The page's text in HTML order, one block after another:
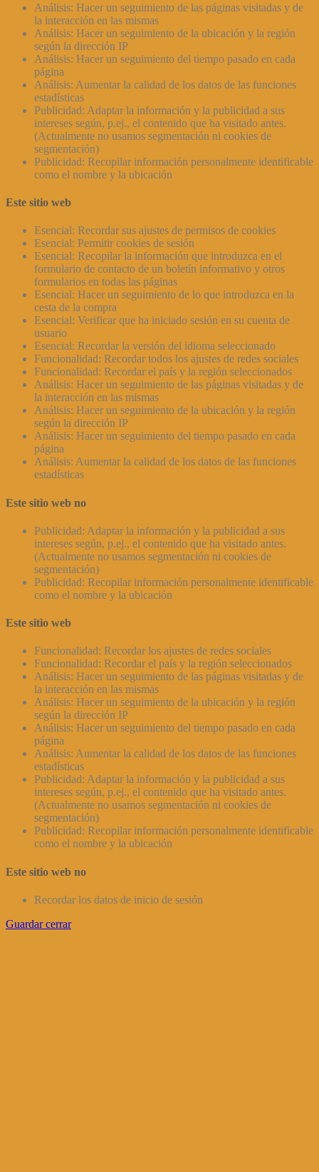
Análisis: Hacer un seguimiento de las páginas visitadas y de
la interacción en las mismas
Análisis: Hacer un seguimiento de la ubicación y la región
según la dirección IP
Análisis: Hacer un seguimiento del tiempo pasado en cada
página
Análisis: Aumentar la calidad de los datos de las funciones
estadísticas
Publicidad: Adaptar la información y la publicidad a sus
intereses según, p.ej., el contenido que ha visitado antes.
(Actualmente no usamos segmentación ni cookies de
segmentación)
Publicidad: Recopilar información personalmente identificable
como el nombre y la ubicación
Este sitio web
Esencial: Recordar sus ajustes de permisos de cookies
Esencial: Permitir cookies de sesión
Esencial: Recopilar la información que introduzca en el
formulario de contacto de un boletín informativo y otros
formularios en todas las páginas
Esencial: Hacer un seguimiento de lo que introduzca en la
cesta de la compra
Esencial: Verificar que ha iniciado sesión en su cuenta de
usuario
Esencial: Recordar la versión del idioma seleccionado
Funcionalidad: Recordar todos los ajustes de redes sociales
Funcionalidad: Recordar el país y la región seleccionados
Análisis: Hacer un seguimiento de las páginas visitadas y de
la interacción en las mismas
Análisis: Hacer un seguimiento de la ubicación y la región
según la dirección IP
Análisis: Hacer un seguimiento del tiempo pasado en cada
página
Análisis: Aumentar la calidad de los datos de las funciones
estadísticas
Este sitio web no
Publicidad: Adaptar la información y la publicidad a sus
intereses según, p.ej., el contenido que ha visitado antes.
(Actualmente no usamos segmentación ni cookies de
segmentación)
Publicidad: Recopilar información personalmente identificable
como el nombre y la ubicación
Este sitio web
Funcionalidad: Recordar los ajustes de redes sociales
Funcionalidad: Recordar el país y la región seleccionados
Análisis: Hacer un seguimiento de las páginas visitadas y de
la interacción en las mismas
Análisis: Hacer un seguimiento de la ubicación y la región
según la dirección IP
Análisis: Hacer un seguimiento del tiempo pasado en cada
página
Análisis: Aumentar la calidad de los datos de las funciones
estadísticas
Publicidad: Adaptar la información y la publicidad a sus
intereses según, p.ej., el contenido que ha visitado antes.
(Actualmente no usamos segmentación ni cookies de
segmentación)
Publicidad: Recopilar información personalmente identificable
como el nombre y la ubicación
Este sitio web no
Recordar los datos de inicio de sesión
Guardar cerrar